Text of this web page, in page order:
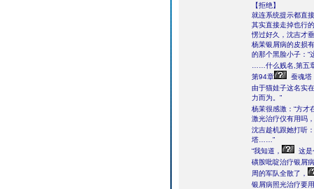
【拒绝】
就连系统提示都直
其实直接走掉也行
愣过好久，沈吉才
杨茉银屑病的皮损
的那个黑脸小子：“
……什么贱名,第五
第94章
蚕魂塔
由于猫娃子这名实
力而为。”
杨茉很感激：“方才
激光治疗仪有用吗
沈吉趁机跟她打听
塔……”
“我知道，
这是
磺胺吡啶治疗银屑
周的军队全散了，
银屑病照光治疗要